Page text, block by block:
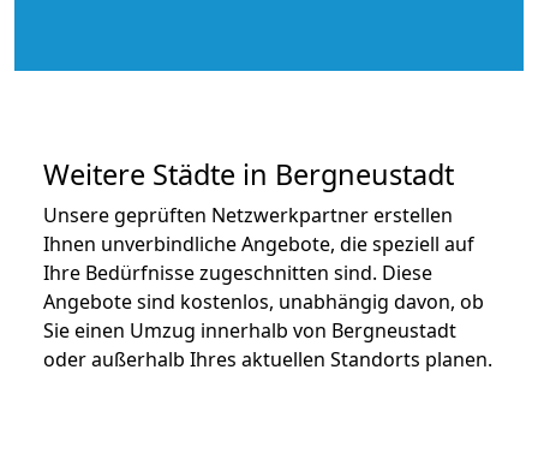
Weitere Städte in Bergneustadt
Unsere geprüften Netzwerkpartner erstellen
Ihnen unverbindliche Angebote, die speziell auf
Ihre Bedürfnisse zugeschnitten sind. Diese
Angebote sind kostenlos, unabhängig davon, ob
Sie einen Umzug innerhalb von Bergneustadt
oder außerhalb Ihres aktuellen Standorts planen.